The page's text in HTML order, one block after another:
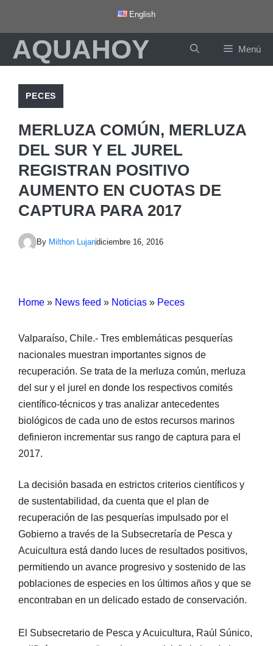
contenido
English
AQUAHOY Menú
PECES
MERLUZA COMÚN, MERLUZA
DEL SUR Y EL JUREL
REGISTRAN POSITIVO
AUMENTO EN CUOTAS DE
CAPTURA PARA 2017
By Milthon Lujandiciembre 16, 2016
Home » News feed » Noticias » Peces
Valparaíso, Chile.- Tres emblemáticas pesquerías
nacionales muestran importantes signos de
recuperación. Se trata de la merluza común, merluza
del sur y el jurel en donde los respectivos comités
científico-técnicos y tras analizar antecedentes
biológicos de cada uno de estos recursos marinos
definieron incrementar sus rango de captura para el
2017.
La decisión basada en estrictos criterios científicos y
de sustentabilidad, da cuenta que el plan de
recuperación de las pesquerías impulsado por el
Gobierno a través de la Subsecretaría de Pesca y
Acuicultura está dando luces de resultados positivos,
permitiendo un avance progresivo y sostenido de las
poblaciones de especies en los últimos años y que se
encontraban en un delicado estado de conservación.
El Subsecretario de Pesca y Acuicultura, Raúl Súnico,